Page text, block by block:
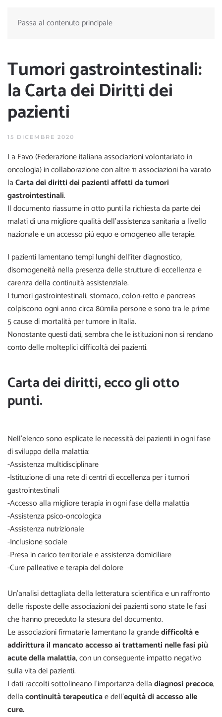
Passa al contenuto principale
Tumori gastrointestinali:
la Carta dei Diritti dei
pazienti
15 DICEMBRE 2020
La Favo (Federazione italiana associazioni volontariato in
oncologia) in collaborazione con altre 11 associazioni ha varato
laCarta dei dirittidei pazienti affetti da tumori
gastrointestinali.
Il documento riassume in otto punti la richiesta da parte dei
malati di una migliore qualità dell’assistenza sanitaria a livello
nazionale e un accesso più equo e omogeneo alle terapie.
I pazienti lamentano tempi lunghi dell’iter diagnostico,
disomogeneità nella presenza delle strutture di eccellenza e
carenza della continuità assistenziale.
I tumori gastrointestinali, stomaco, colon-retto e pancreas
colpiscono ogni anno circa 80mila persone e sono tra le prime
5 cause di mortalità per tumore in Italia.
Nonostante questi dati, sembra che le istituzioni non si rendano
conto delle molteplici difficoltà dei pazienti.
Carta dei diritti, ecco gli otto
punti.
Nell’elenco sono esplicate le necessità dei pazienti in ogni fase
di sviluppo della malattia:
-Assistenza multidisciplinare
-Istituzione di una rete di centri di eccellenza per i tumori
gastrointestinali
-Accesso alla migliore terapia in ogni fase della malattia
-Assistenza psico-oncologica
-Assistenza nutrizionale
-Inclusione sociale
-Presa in carico territoriale e assistenza domiciliare
-Cure palleative e terapia del dolore
Un’analisi dettagliata della letteratura scientifica e un raffronto
delle risposte delle associazioni dei pazienti sono state le fasi
che hanno preceduto la stesura del documento.
Le associazioni firmatarie lamentano la grandedifficoltà e
addirittura il mancato accesso ai trattamenti nelle fasi più
acute della malattia, con un conseguente impatto negativo
sulla vita dei pazienti.
I dati raccolti sottolineano l’importanza delladiagnosi precoce,
dellacontinuità terapeuticae dell’equità di accesso alle
cure.